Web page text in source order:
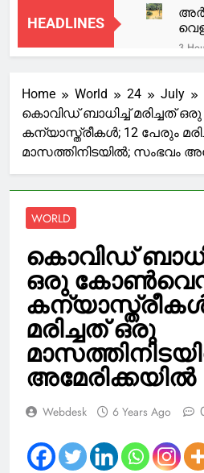
HEADLINES
3
3
3
3
ഫ്രഷ്
3
Home World 24 July
കൊവിഡ് ബാധിച്ച് മരിച്ചത്
കന്യാസ്ത്രീകള്‍; 12 പേരും
മാസത്തിനിടയില്‍; സംഭവം
WORLD
കൊവിഡ്
ഒരു
മരിച്ചത് ഒരു
അമേരിക്കയില്‍
Webdesk 6 Years Ago